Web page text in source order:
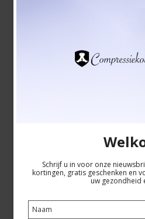
EUR 17,00
Schrijf u in voor onze
kortingen, gratis geschenken en
uw gezondheid